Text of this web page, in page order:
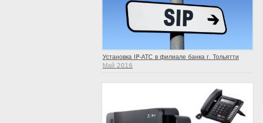
Установка IP-АТС в филиале банка г. Тольятти
Май 2016